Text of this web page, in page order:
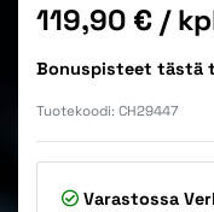
Hinta
119,90 € /
Bonuspisteet tästä
Tuotekoodi: CH29447
Varastossa